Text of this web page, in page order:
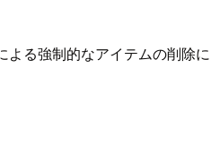
る強制的なアイテムの削除に